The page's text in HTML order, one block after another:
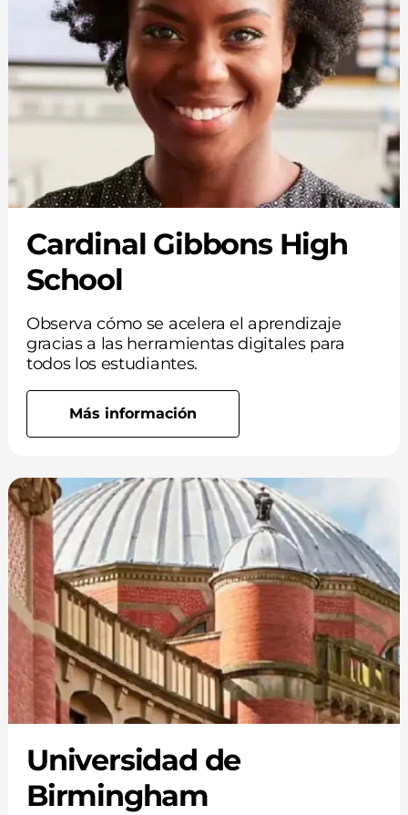
Cardinal Gibbons High
School
Observa cómo se acelera el aprendizaje
gracias a las herramientas digitales para
todos los estudiantes.
Más información
Universidad de
Birmingham